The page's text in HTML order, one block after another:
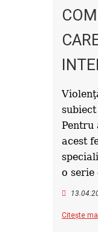
Pentru
acest
o serie
Citește